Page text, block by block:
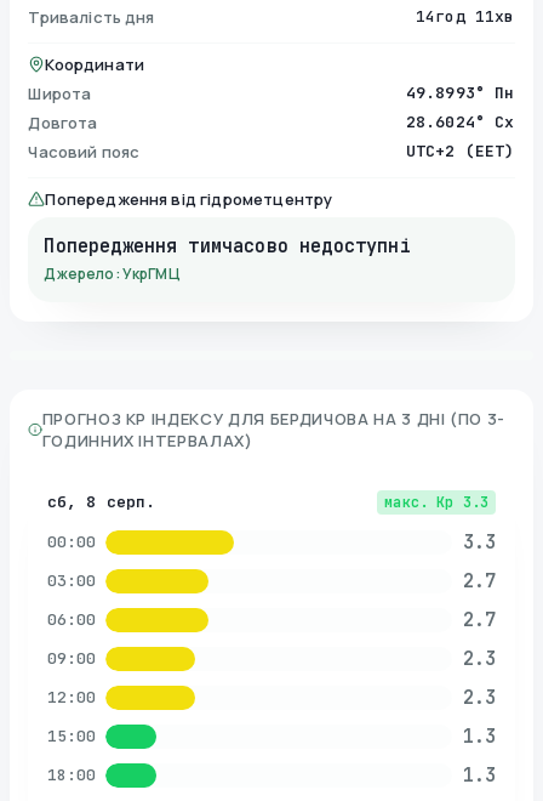
Тривалість дня 14год 11хв
Координати
Широта
49.8993° Пн
Довгота 28.6024° Сх
Часовий пояс UTC+2 (EET)
Попередження від гідрометцентру
Попередження тимчасово недоступні
Джерело: УкрГМЦ
ПРОГНОЗ KP ІНДЕКСУ ДЛЯ БЕРДИЧОВА НА 3 ДНІ (ПО 3-
ГОДИННИХ ІНТЕРВАЛАХ)
сб, 8 серп. макс. Kp 3.3
00:00 3.3
03:00 2.7
06:00 2.7
09:00 2.3
12:00 2.3
15:00 1.3
18:00 1.3